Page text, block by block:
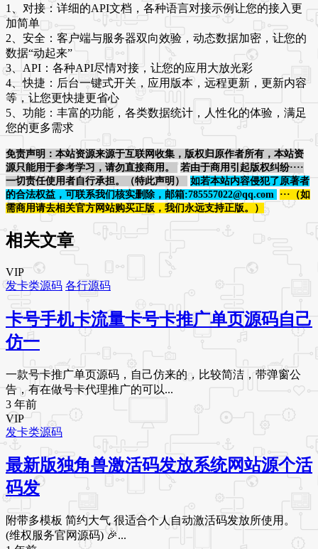
1、对接：详细的API文档，各种语言对接示例让您的接入更
加简单
2、安全：客户端与服务器双向效验，动态数据加密，让您的
数据“动起来”
3、API：各种API尽情对接，让您的应用大放光彩
4、快捷：后台一键式开关，应用版本，远程更新，更新内容
等，让您更快捷更省心
5、功能：丰富的功能，各类数据统计，人性化的体验，满足
您的更多需求
免责声明：本站资源来源于互联网收集，版权归原作者所有，本站资
源只能用于参考学习，请勿直接商用。
若由于商用引起版权纠纷····
一切责任使用者自行承担。（特此声明）
如若本站内容侵犯了原著者
的合法权益，可联系我们核实删除，邮箱:785557022@qq.com
···（如
需商用请去相关官方网站购买正版，我们永远支持正版。）
相关文章
VIP
发卡类源码 各行源码
卡号手机卡流量卡号卡推广单页源码自己
仿一
一款号卡推广单页源码，自己仿来的，比较简洁，带弹窗公
告，有在做号卡代理推广的可以...
3 年前
VIP
发卡类源码
最新版独角兽激活码发放系统网站源个活
码发
附带多模板 简约大气 很适合个人自动激活码发放所使用。
(维权服务官网源码) 🎉...